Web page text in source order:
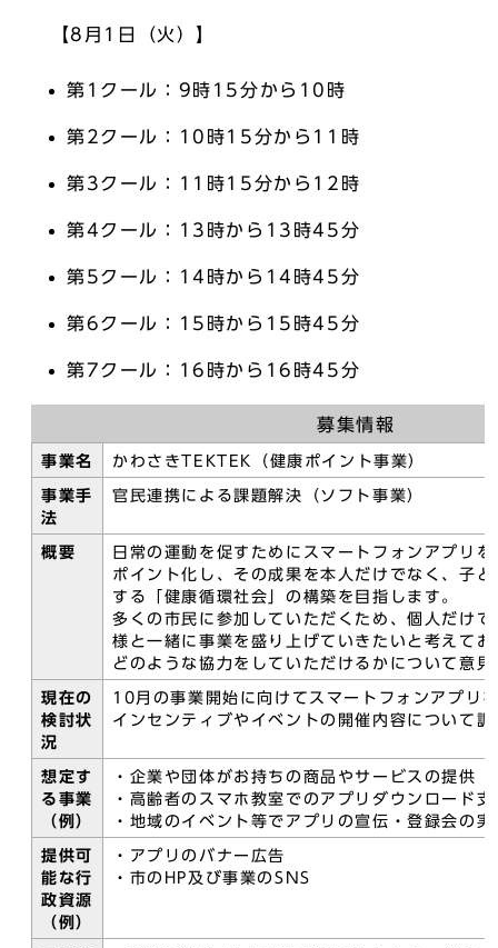
【8月1日（火）】
第1クール：9時15分から10時
第2クール：10時15分から11時
第3クール：11時15分から12時
第4クール：13時から13時45分
第5クール：14時から14時45分
第6クール：15時から15時45分
第7クール：16時から16時45分
募集情報
事業名 かわさきTEKTEK（健康ポイント事業）
事業手
法
官民連携による課題解決（ソフト事業）
概要
日常の運動を促すためにスマートフォンアプリ
ポイント化し、その成果を本人だけでなく、子
する「健康循環社会」の構築を目指します。
多くの市民に参加していただくため、個人だけ
様と一緒に事業を盛り上げていきたいと考えて
どのような協力をしていただけるかについて意
現在の
検討状
況
10月の事業開始に向けてスマートフォンアプリ
インセンティブやイベントの開催内容について調
想定す
る事業
（例）
・企業や団体がお持ちの商品やサービスの提供
・高齢者のスマホ教室でのアプリダウンロード支
・地域のイベント等でアプリの宣伝・登録会の実
提供可
能な行
政資源
（例）
・アプリのバナー広告
・市のHP及び事業のSNS